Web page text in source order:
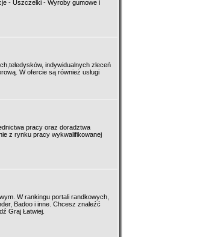
- Uszczelki - Wyroby gumowe i
indywidualnych zleceń
W ofercie są również usługi
pracy oraz doradztwa
z rynku pracy wykwalifikowanej
W rankingu portali randkowych,
Badoo i inne. Chcesz znaleźć
Graj Łatwiej.